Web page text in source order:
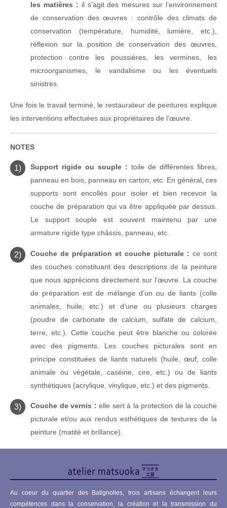
les matières : il s’agit des mesures sur l’environnement
de conservation des œuvres : contrôle des climats de
conservation (température, humidité, lumière, etc.),
réflexion sur la position de conservation des œuvres,
protection contre les poussières, les vermines, les
microorganismes, le vandalisme ou les éventuels
sinistres.
Une fois le travail terminé, le restaurateur de peintures explique
les interventions effectuées aux propriétaires de l’œuvre.
NOTES
Support rigide ou souple : toile de différentes fibres,
panneau en bois, panneau en carton, etc. En général, ces
supports sont encollés pour isoler et bien recevoir la
couche de préparation qui va être appliquée par dessus.
Le support souple est souvent maintenu par une
armature rigide type châssis, panneau, etc.
Couche de préparation et couche picturale : ce sont
des couches constituant des descriptions de la peinture
que nous apprécions directement sur l’œuvre. La couche
de préparation est de mélange d’un ou de liants (colle
animales, huile, etc.) et d’une ou plusieurs charges
(poudre de carbonate de calcium, sulfate de calcium,
terre, etc.). Cette couche peut être blanche ou colorée
avec des pigments. Les couches picturales sont en
principe constituées de liants naturels (huile, œuf, colle
animale ou végétale, caséine, cire, etc.) ou de liants
synthétiques (acrylique, vinylique, etc.) et des pigments.
Couche de vernis : elle sert à la protection de la couche
picturale et/ou aux rendus esthétiques de textures de la
peinture (matité et brillance).
Au coeur du quartier des Batignolles, trois artisans échangent leurs
compétences dans la conservation, la création et la transmission du